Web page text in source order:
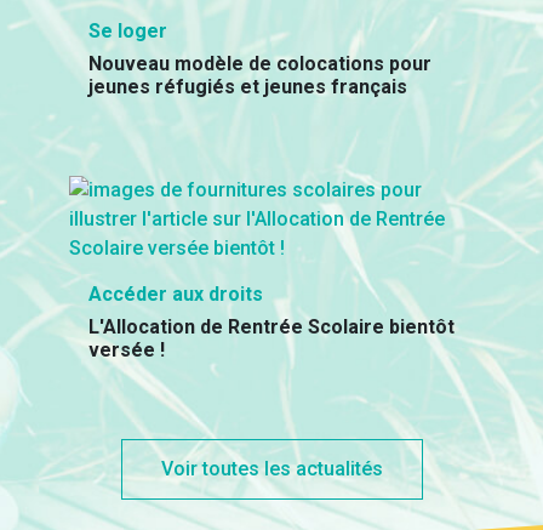
Se loger
Nouveau modèle de colocations pour
jeunes réfugiés et jeunes français
Accéder aux droits
L'Allocation de Rentrée Scolaire bientôt
versée !
Voir toutes les actualités